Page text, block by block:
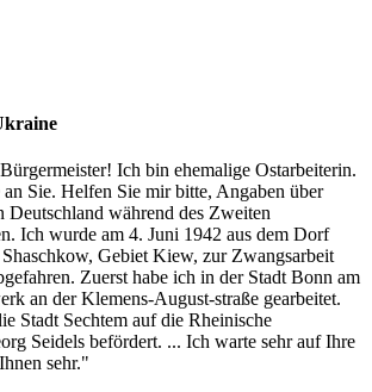
Ich bin ehemalige Ostarbeiterin.
Sie. Helfen Sie mir bitte, Angaben über
Deutschland während des Zweiten
Ich wurde am 4. Juni 1942 aus dem Dorf
Gebiet Kiew, zur Zwangsarbeit
Zuerst habe ich in der Stadt Bonn am
an der Klemens-August-straße gearbeitet.
Stadt Sechtem auf die Rheinische
Seidels befördert. ... Ich warte sehr auf Ihre
sehr."